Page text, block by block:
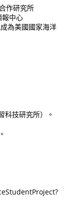
作研究所
報中心
為美國國家海洋
科技研究所）。